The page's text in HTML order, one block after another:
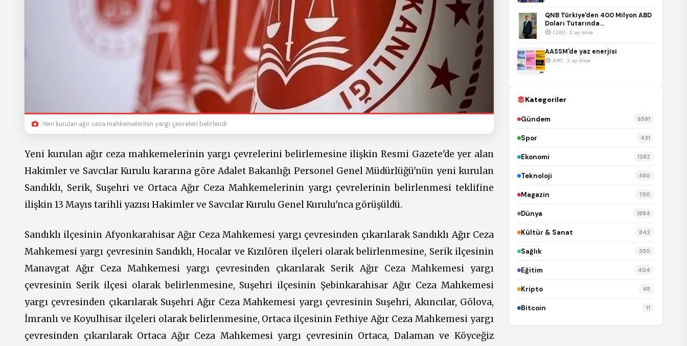
Yeni kurulan ağır ceza mahkemelerinin yargı çevreleri belirlendi
Yeni kurulan ağır ceza mahkemelerinin yargı çevrelerini belirlemesine ilişkin Resmi Gazete'de yer alan
Hakimler ve Savcılar Kurulu kararına göre Adalet Bakanlığı Personel Genel Müdürlüğü'nün yeni kurulan
Sandıklı, Serik, Suşehri ve Ortaca Ağır Ceza Mahkemelerinin yargı çevrelerinin belirlenmesi teklifine
ilişkin 13 Mayıs tarihli yazısı Hakimler ve Savcılar Kurulu Genel Kurulu'nca görüşüldü.
Sandıklı ilçesinin Afyonkarahisar Ağır Ceza Mahkemesi yargı çevresinden çıkarılarak Sandıklı Ağır Ceza
Mahkemesi yargı çevresinin Sandıklı, Hocalar ve Kızılören ilçeleri olarak belirlenmesine, Serik ilçesinin
Manavgat Ağır Ceza Mahkemesi yargı çevresinden çıkarılarak Serik Ağır Ceza Mahkemesi yargı
çevresinin Serik ilçesi olarak belirlenmesine, Suşehri ilçesinin Şebinkarahisar Ağır Ceza Mahkemesi
yargı çevresinden çıkarılarak Suşehri Ağır Ceza Mahkemesi yargı çevresinin Suşehri, Akıncılar, Gölova,
İmranlı ve Koyulhisar ilçeleri olarak belirlenmesine, Ortaca ilçesinin Fethiye Ağır Ceza Mahkemesi yargı
çevresinden çıkarılarak Ortaca Ağır Ceza Mahkemesi yargı çevresinin Ortaca, Dalaman ve Köyceğiz
QNB Türkiye'den 400 Milyon ABD
Doları Tutarında
Sürdürülebilirlik Temalı
1,280 · 2 ay önce
AASSM'de yaz enerjisi
890 · 2 ay önce
Kategoriler
Gündem 6591
Spor 431
Ekonomi 1282
Teknoloji 460
Magazin 750
Dünya 1884
Kültür & Sanat 842
Sağlık 350
Eğitim 404
Kripto 48
Bitcoin 11